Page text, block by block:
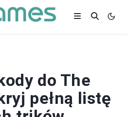
do The
pełną listę